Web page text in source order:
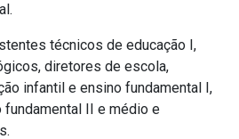
técnicos de educação I,
diretores de escola,
infantil e ensino fundamental I,
II e médio e